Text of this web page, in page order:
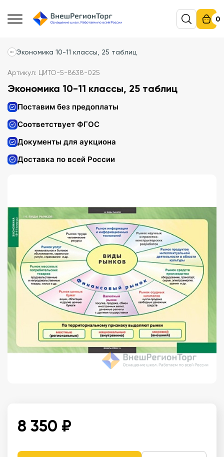
0
Экономика 10-11 классы, 25 таблиц
Артикул: ЦИТО-5-8638-025
Экономика 10-11 классы, 25 таблиц
Поставим без предоплаты
Соответствует ФГОС
Документы для аукциона
Доставка по всей России
8 350 ₽